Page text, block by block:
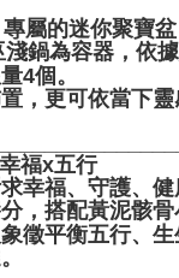
屬的迷你聚寶盆
鍋為容器，依
4個。
，更可依當下
福x五行
幸福、守護、
，搭配黃泥骸
徵平衡五行、